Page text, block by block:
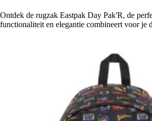
Ontdek de rugzak Eastpak Day Pak'R, de
functionaliteit en elegantie combineert voor je